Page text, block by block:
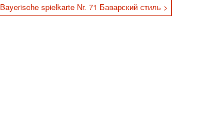
Bayerische spielkarte Nr. 71 Баварский стиль >